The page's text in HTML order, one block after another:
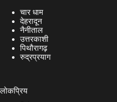
चार धाम
देहरादून
नैनीताल
उत्तरकाशी
पिथौरागढ़
रुद्रप्रयाग
लोकप्रिय